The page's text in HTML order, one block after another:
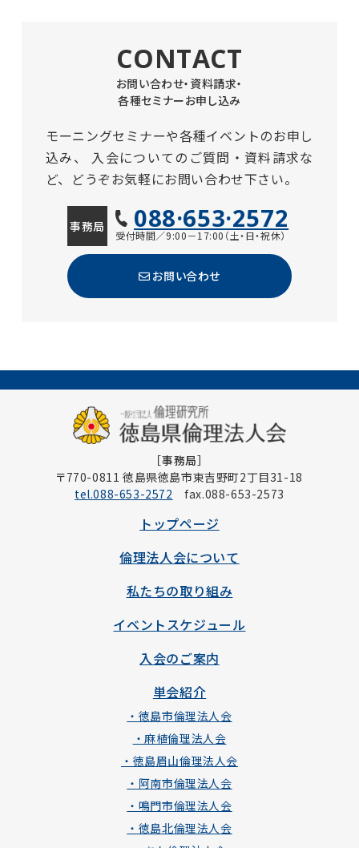
CONTACT
お問い合わせ・資料請求・
各種セミナーお申し込み
モーニングセミナーや各種イベントのお申し
込み、
入会についてのご質問・資料請求な
ど、どうぞお気軽にお問い合わせ下さい。
事務局 088·653·2572
受付時間／9:00－17:00（土・日・祝休）
お問い合わせ
［事務局］
〒770-0811 徳島県徳島市東吉野町2丁目31-18
tel.088-653-2572 fax.088-653-2573
トップページ
倫理法人会について
私たちの取り組み
イベントスケジュール
入会のご案内
単会紹介
・徳島市倫理法人会
・麻植倫理法人会
・徳島眉山倫理法人会
・阿南市倫理法人会
・鳴門市倫理法人会
・徳島北倫理法人会